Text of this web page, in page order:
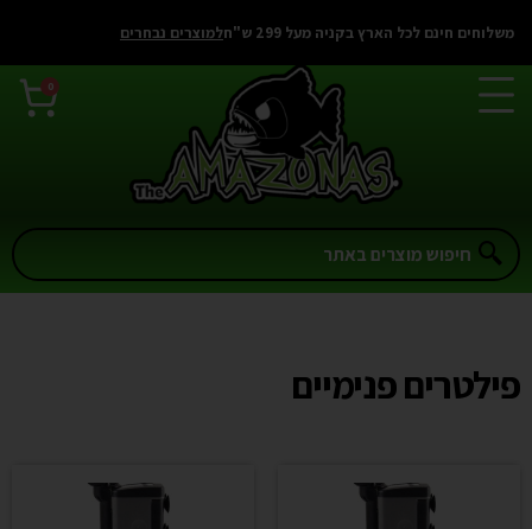
משלוחים חינם לכל הארץ בקניה מעל 299 ש"ח למוצרים נבחרים
0
פילטרים פנימיים